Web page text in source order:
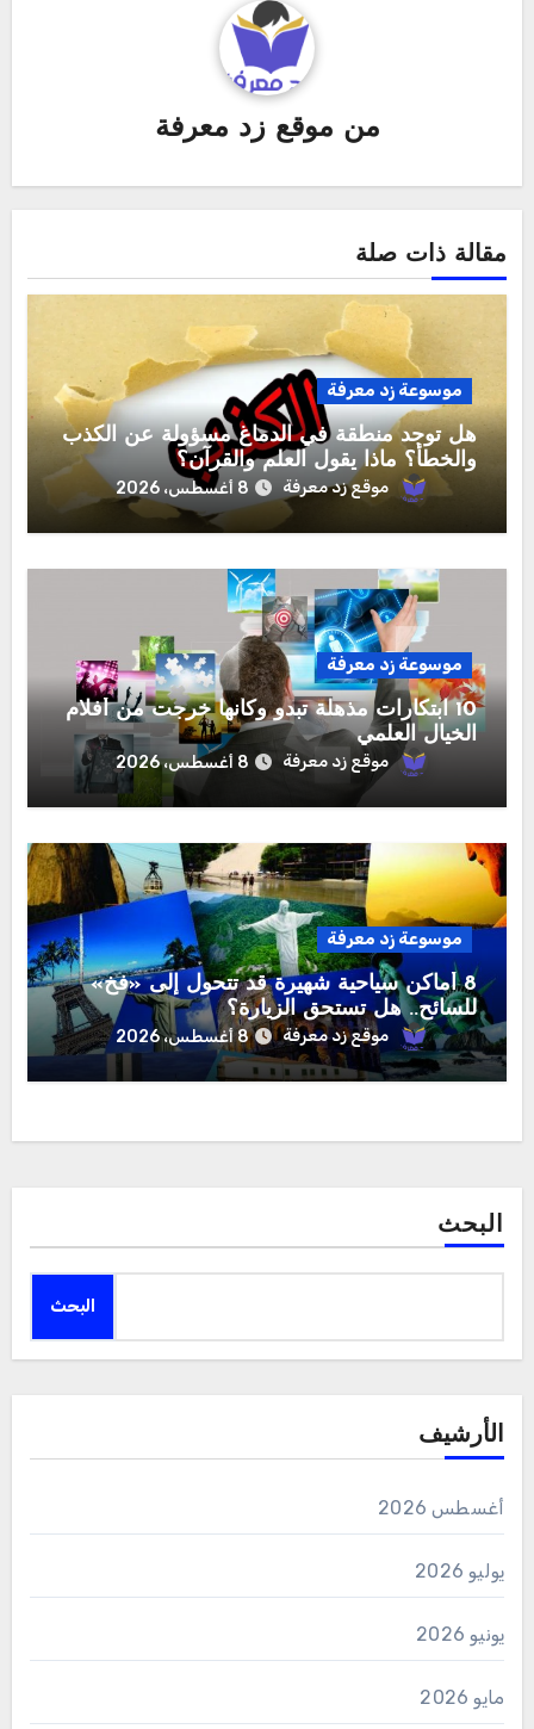
من موقع زد معرفة
مقالة ذات صلة
موسوعة زد معرفة
هل توجد منطقة في الدماغ مسؤولة عن الكذب
والخطأ؟ ماذا يقول العلم والقرآن؟
موقع زد معرفة 8 أغسطس، 2026
موسوعة زد معرفة
10 ابتكارات مذهلة تبدو وكأنها خرجت من أفلام
الخيال العلمي
موقع زد معرفة 8 أغسطس، 2026
موسوعة زد معرفة
8 أماكن سياحية شهيرة قد تتحول إلى «فخ»
للسائح.. هل تستحق الزيارة؟
موقع زد معرفة 8 أغسطس، 2026
البحث
البحث
الأرشيف
أغسطس 2026
يوليو 2026
يونيو 2026
مايو 2026